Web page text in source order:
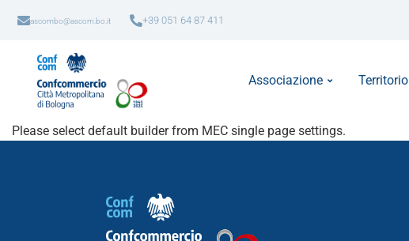
ascombo@ascom.bo.it +39 051 64 87 411
Associazione Territorio
Please select default builder from MEC single page settings.